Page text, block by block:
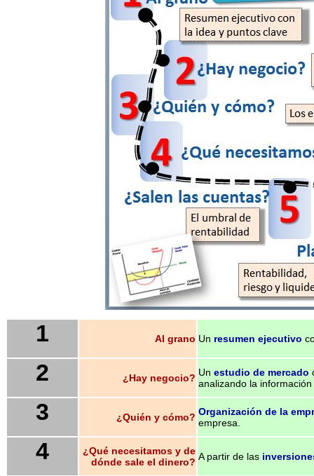
1 Al grano Un resumen ejecutivo
2 ¿Hay negocio? Un estudio de mercado
analizando la
3 ¿Quién y cómo? Organización de la
empresa.
4
¿Qué necesitamos y de
dónde sale el dinero? A partir de las